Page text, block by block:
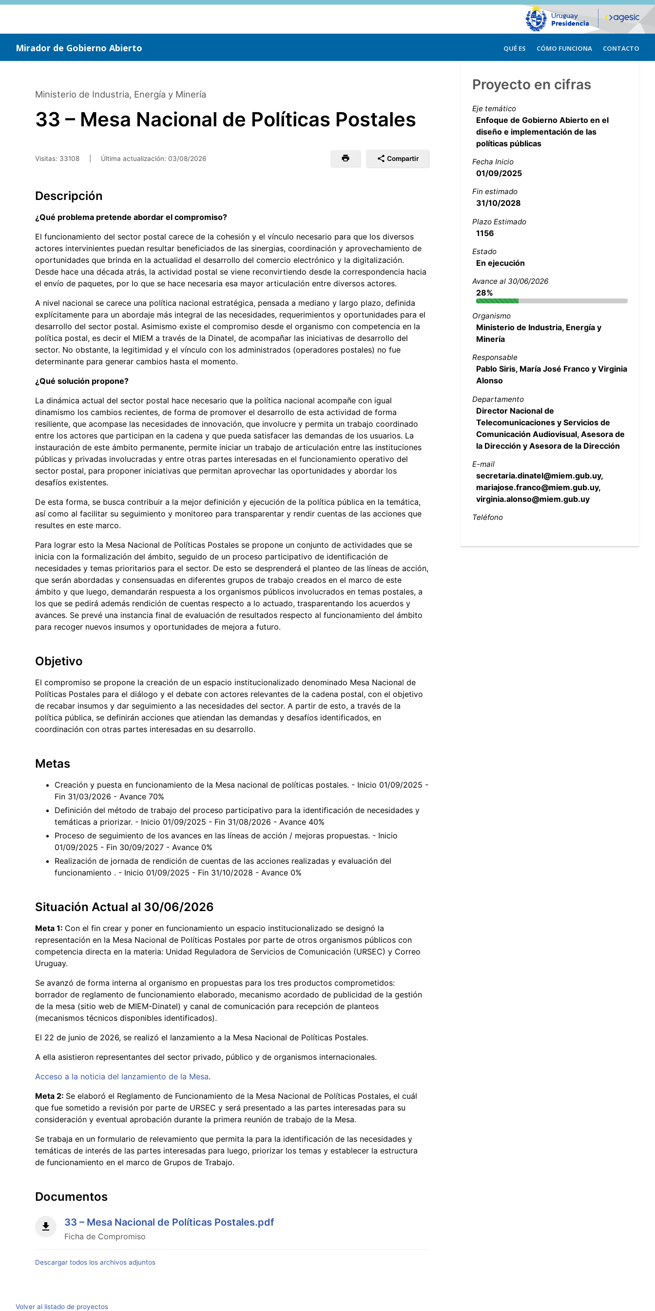
Saltar
Mirador de Gobierno Abierto QUÉ ES CÓMO FUNCIONA CONTACTO
Ministerio de Industria, Energía y Minería
33 – Mesa Nacional de Políticas Postales
Visitas: 33108 Última actualización: 03/08/2026 Compartir
Descripción
¿Qué problema pretende abordar el compromiso?
El funcionamiento del sector postal carece de la cohesión y el vínculo necesario para que los diversos
actores intervinientes puedan resultar beneficiados de las sinergias, coordinación y aprovechamiento de
oportunidades que brinda en la actualidad el desarrollo del comercio electrónico y la digitalización.
Desde hace una década atrás, la actividad postal se viene reconvirtiendo desde la correspondencia hacia
el envío de paquetes, por lo que se hace necesaria esa mayor articulación entre diversos actores.
A nivel nacional se carece una política nacional estratégica, pensada a mediano y largo plazo, definida
explícitamente para un abordaje más integral de las necesidades, requerimientos y oportunidades para el
desarrollo del sector postal. Asimismo existe el compromiso desde el organismo con competencia en la
política postal, es decir el MIEM a través de la Dinatel, de acompañar las iniciativas de desarrollo del
sector. No obstante, la legitimidad y el vínculo con los administrados (operadores postales) no fue
determinante para generar cambios hasta el momento.
¿Qué solución propone?
La dinámica actual del sector postal hace necesario que la política nacional acompañe con igual
dinamismo los cambios recientes, de forma de promover el desarrollo de esta actividad de forma
resiliente, que acompase las necesidades de innovación, que involucre y permita un trabajo coordinado
entre los actores que participan en la cadena y que pueda satisfacer las demandas de los usuarios. La
instauración de este ámbito permanente, permite iniciar un trabajo de articulación entre las instituciones
públicas y privadas involucradas y entre otras partes interesadas en el funcionamiento operativo del
sector postal, para proponer iniciativas que permitan aprovechar las oportunidades y abordar los
desafíos existentes.
De esta forma, se busca contribuir a la mejor definición y ejecución de la política pública en la temática,
así como al facilitar su seguimiento y monitoreo para transparentar y rendir cuentas de las acciones que
resultes en este marco.
Para lograr esto la Mesa Nacional de Políticas Postales se propone un conjunto de actividades que se
inicia con la formalización del ámbito, seguido de un proceso participativo de identificación de
necesidades y temas prioritarios para el sector. De esto se desprenderá el planteo de las líneas de acción,
que serán abordadas y consensuadas en diferentes grupos de trabajo creados en el marco de este
ámbito y que luego, demandarán respuesta a los organismos públicos involucrados en temas postales, a
los que se pedirá además rendición de cuentas respecto a lo actuado, trasparentando los acuerdos y
avances. Se prevé una instancia final de evaluación de resultados respecto al funcionamiento del ámbito
para recoger nuevos insumos y oportunidades de mejora a futuro.
Objetivo
El compromiso se propone la creación de un espacio institucionalizado denominado Mesa Nacional de
Políticas Postales para el diálogo y el debate con actores relevantes de la cadena postal, con el objetivo
de recabar insumos y dar seguimiento a las necesidades del sector. A partir de esto, a través de la
política pública, se definirán acciones que atiendan las demandas y desafíos identificados, en
coordinación con otras partes interesadas en su desarrollo.
Metas
Creación y puesta en funcionamiento de la Mesa nacional de políticas postales. - Inicio 01/09/2025 -
Fin 31/03/2026 - Avance 70%
Definición del método de trabajo del proceso participativo para la identificación de necesidades y
temáticas a priorizar. - Inicio 01/09/2025 - Fin 31/08/2026 - Avance 40%
Proceso de seguimiento de los avances en las líneas de acción / mejoras propuestas. - Inicio
01/09/2025 - Fin 30/09/2027 - Avance 0%
Realización de jornada de rendición de cuentas de las acciones realizadas y evaluación del
funcionamiento . - Inicio 01/09/2025 - Fin 31/10/2028 - Avance 0%
Situación Actual al 30/06/2026
Meta 1: Con el fin crear y poner en funcionamiento un espacio institucionalizado se designó la
representación en la Mesa Nacional de Políticas Postales por parte de otros organismos públicos con
competencia directa en la materia: Unidad Reguladora de Servicios de Comunicación (URSEC) y Correo
Uruguay.
Se avanzó de forma interna al organismo en propuestas para los tres productos comprometidos:
borrador de reglamento de funcionamiento elaborado, mecanismo acordado de publicidad de la gestión
de la mesa (sitio web de MIEM-Dinatel) y canal de comunicación para recepción de planteos
(mecanismos técnicos disponibles identificados).
El 22 de junio de 2026, se realizó el lanzamiento a la Mesa Nacional de Políticas Postales.
A ella asistieron representantes del sector privado, público y de organismos internacionales.
Acceso a la noticia del lanzamiento de la Mesa.
Meta 2: Se elaboró el Reglamento de Funcionamiento de la Mesa Nacional de Políticas Postales, el cuál
que fue sometido a revisión por parte de URSEC y será presentado a las partes interesadas para su
consideración y eventual aprobación durante la primera reunión de trabajo de la Mesa.
Se trabaja en un formulario de relevamiento que permita la para la identificación de las necesidades y
temáticas de interés de las partes interesadas para luego, priorizar los temas y establecer la estructura
de funcionamiento en el marco de Grupos de Trabajo.
Documentos
33 – Mesa Nacional de Políticas Postales.pdf
Ficha de Compromiso
Descargar todos los archivos adjuntos
Proyecto en cifras
Eje temático
Enfoque de Gobierno Abierto en el
diseño e implementación de las
políticas públicas
Fecha Inicio
01/09/2025
Fin estimado
31/10/2028
Plazo Estimado
1156
Estado
En ejecución
Avance al 30/06/2026
28%
Organismo
Ministerio de Industria, Energía y
Minería
Responsable
Pablo Siris, María José Franco y Virginia
Alonso
Departamento
Director Nacional de
Telecomunicaciones y Servicios de
Comunicación Audiovisual, Asesora de
la Dirección y Asesora de la Dirección
E-mail
secretaria.dinatel@miem.gub.uy,
mariajose.franco@miem.gub.uy,
virginia.alonso@miem.gub.uy
Teléfono
Volver al listado de proyectos